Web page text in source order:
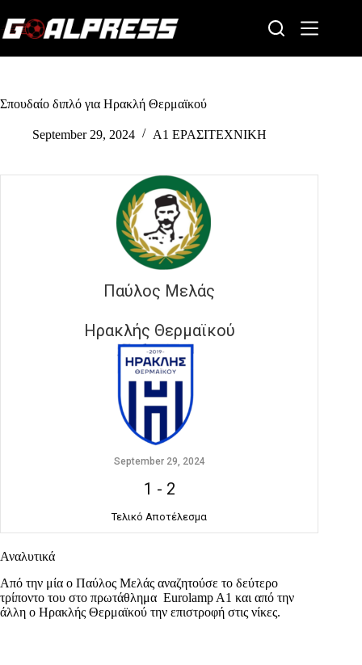
to
content
Σπουδαίο διπλό για Ηρακλή Θερμαϊκού
September 29, 2024 Α1 ΕΡΑΣΙΤΕΧΝΙΚΗ
Παύλος Μελάς
Ηρακλής Θερμαϊκού
September 29, 2024
1 - 2
Τελικό Αποτέλεσμα
Αναλυτικά
Από την μία ο Παύλος Μελάς αναζητούσε το δεύτερο
τρίποντο του στο πρωτάθλημα Eurolamp A1 και από την
άλλη ο Ηρακλής Θερμαϊκού την επιστροφή στις νίκες.